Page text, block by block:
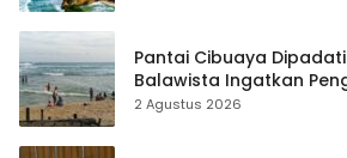
Pantai Cibuaya
Balawista Ingatkan
Waspada
2 Agustus 2026